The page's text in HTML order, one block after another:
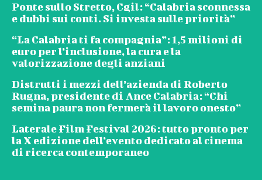
Ponte sullo Stretto, Cgil: “Calabria sconnessa
e dubbi sui conti. Si investa sulle priorità”
“La Calabria ti fa compagnia”: 1,5 milioni di
euro per l’inclusione, la cura e la
valorizzazione degli anziani
Distrutti i mezzi dell’azienda di Roberto
Rugna, presidente di Ance Calabria: “Chi
semina paura non fermerà il lavoro onesto”
Laterale Film Festival 2026: tutto pronto per
la X edizione dell’evento dedicato al cinema
di ricerca contemporaneo